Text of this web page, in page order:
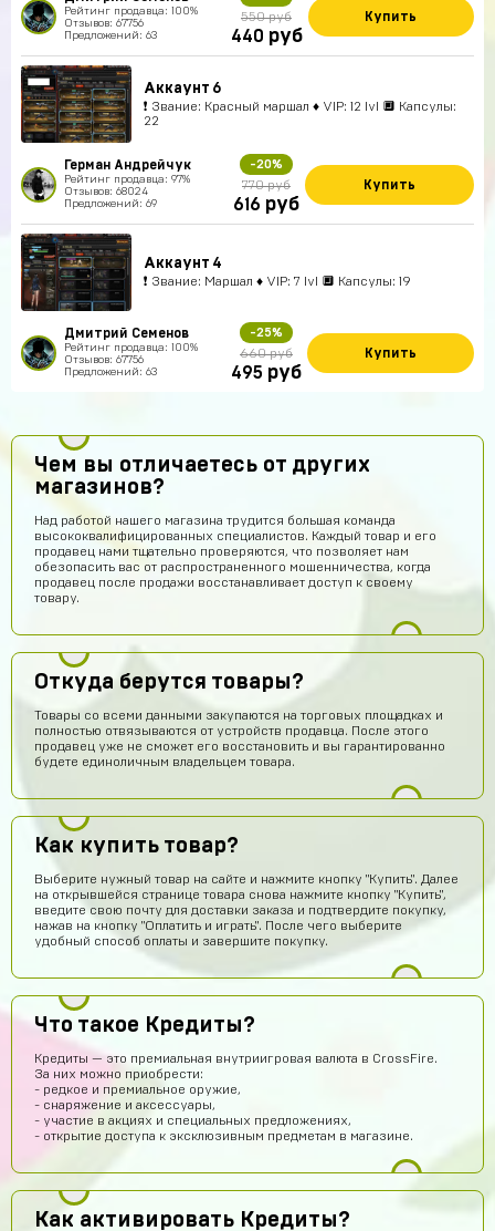
Рейтинг продавца: 100%
Отзывов: 67756
Предложений: 63
550 руб
440 руб
Купить
Аккаунт 6
❗ Звание: Красный маршал ♦ VIP: 12 lvl 🔲 Капсулы:
22
Герман Андрейчук
Рейтинг продавца: 97%
Отзывов: 68024
Предложений: 69
-20%
770 руб
616 руб
Купить
Аккаунт 4
❗ Звание: Маршал ♦ VIP: 7 lvl 🔲 Капсулы: 19
Дмитрий Семенов
Рейтинг продавца: 100%
Отзывов: 67756
Предложений: 63
-25%
660 руб
495 руб
Купить
Чем вы отличаетесь от других
магазинов?
Над работой нашего магазина трудится большая команда
высококвалифицированных специалистов. Каждый товар и его
продавец нами тщательно проверяются, что позволяет нам
обезопасить вас от распространенного мошенничества, когда
продавец после продажи восстанавливает доступ к своему
товару.
Откуда берутся товары?
Товары со всеми данными закупаются на торговых площадках и
полностью отвязываются от устройств продавца. После этого
продавец уже не сможет его восстановить и вы гарантированно
будете единоличным владельцем товара.
Как купить товар?
Выберите нужный товар на сайте и нажмите кнопку "Купить". Далее
на открывшейся странице товара снова нажмите кнопку "Купить",
введите свою почту для доставки заказа и подтвердите покупку,
нажав на кнопку "Оплатить и играть". После чего выберите
удобный способ оплаты и завершите покупку.
Что такое Кредиты?
Кредиты — это премиальная внутриигровая валюта в CrossFire.
За них можно приобрести:
- редкое и премиальное оружие,
- снаряжение и аксессуары,
- участие в акциях и специальных предложениях,
- открытие доступа к эксклюзивным предметам в магазине.
Как активировать Кредиты?
сайт годный
Эльжан Якутов
Помогите пожалуйста, как войти в аккаунт????
seruipol 12 часов назад